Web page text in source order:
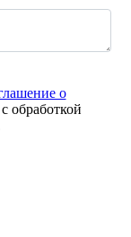
м²
м²
м²
о
обработкой